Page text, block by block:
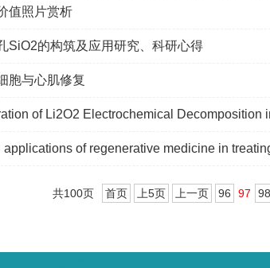
值照片赏析
SiO2的构筑及应用研究、科研心得
胞与心肌修复
of Li2O2 Electrochemical Decomposition
of regenerative medicine in
共100页 首页 上5页 上一页 96 97 98